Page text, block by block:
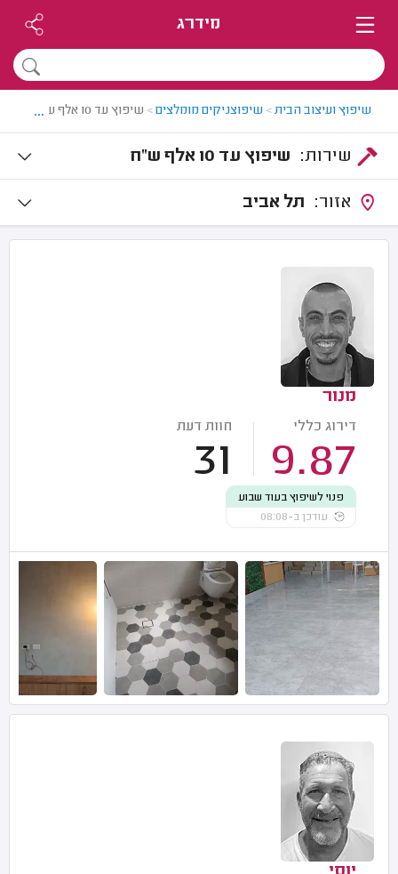
מידרג
שיפוץ ועיצוב הבית> שיפוצניקים מומלצים> שיפוץ עד 10 אלף ש"ח ...
שיפוץ עד 10 אלף ש"ח
תל אביב
מנור
דירוג כללי
9.87
חוות דעת
31
פנוי לשיפוץ בעוד שבוע
עודכן ב-08:08